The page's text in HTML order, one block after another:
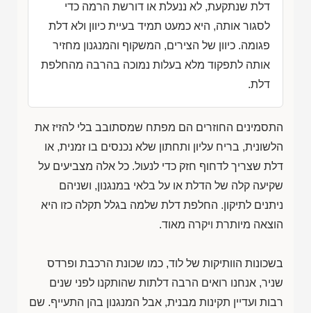
דלת שנתקעת, לא ננעלת או דורשת הרמה כדי
לסגור אותה, היא כמעט תמיד בעיית כיוון ולא דלת
פגומה. כיוון של הצירים, המשקוף והמנגנון מחזיר
אותה לתפקוד מלא בעלות נמוכה בהרבה מהחלפת
דלת.
התסמינים החוזרים הם מפתח שמסתובב בלי להזיז את
הלשונית, בריח עליון ותחתון שלא נכנסים בו זמנית, או
דלת שצריך לדחוף חזק כדי לנעול. כל אלה מצביעים על
שקיעה קלה של הדלת או על בלאי במנגנון, ושניהם
ניתנים לתיקון. החלפת דלת שלמה בגלל תקלה כזו היא
הוצאה מיותרת ויקרה מאוד.
בשכונות הוותיקות של לוד, כמו שכונת הרכבת ופרדס
שניר, אנחנו רואים הרבה דלתות שהותקנו לפני שנים
רבות ועדיין תקינות מבנית, אבל המנגנון בהן התעייף. שם